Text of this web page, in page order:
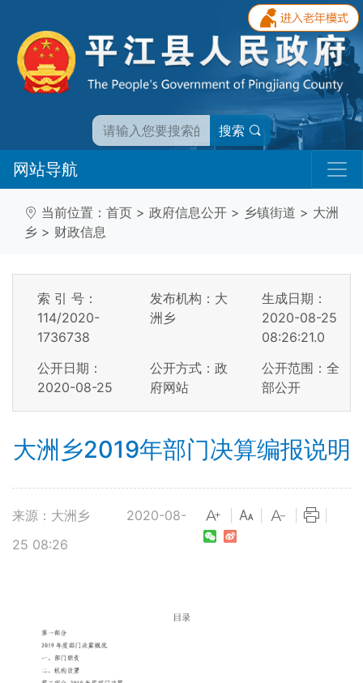
搜索
网站导航
当前位置： 首页 > 政府信息公开 > 乡镇街道 > 大洲
乡 > 财政信息
索 引 号：
114/2020-
1736738
发布机构：大
洲乡
生成日期：
2020-08-25
08:26:21.0
公开日期：
2020-08-25
公开方式：政
府网站
公开范围：全
部公开
大洲乡2019年部门决算编报说明
来源：大洲乡
2020-08-
25 08:26